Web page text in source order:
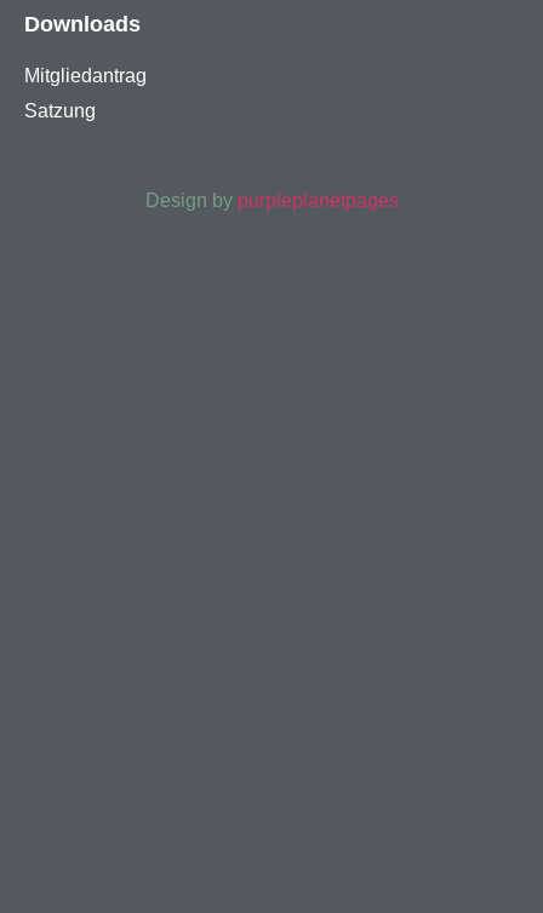
Downloads
Mitgliedantrag
Satzung
Design by purpleplanetpages